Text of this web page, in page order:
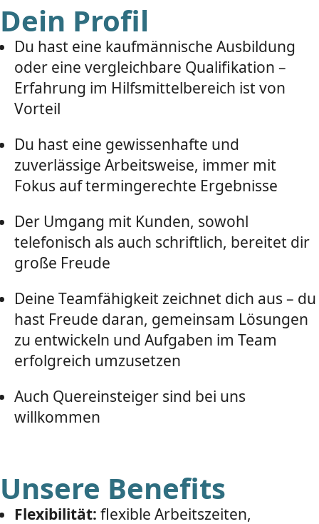
Dein Profil
Du hast eine kaufmännische Ausbildung
oder eine vergleichbare Qualifikation –
Erfahrung im Hilfsmittelbereich ist von
Vorteil
Du hast eine gewissenhafte und
zuverlässige Arbeitsweise, immer mit
Fokus auf termingerechte Ergebnisse
Der Umgang mit Kunden, sowohl
telefonisch als auch schriftlich, bereitet dir
große Freude
Deine Teamfähigkeit zeichnet dich aus – du
hast Freude daran, gemeinsam Lösungen
zu entwickeln und Aufgaben im Team
erfolgreich umzusetzen
Auch Quereinsteiger sind bei uns
willkommen
Unsere Benefits
Flexibilität: flexible Arbeitszeiten,